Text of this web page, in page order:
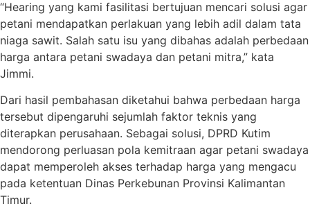
“Hearing yang kami fasilitasi bertujuan mencari solusi agar
petani mendapatkan perlakuan yang lebih adil dalam tata
niaga sawit. Salah satu isu yang dibahas adalah perbedaan
harga antara petani swadaya dan petani mitra,” kata
Jimmi.
Dari hasil pembahasan diketahui bahwa perbedaan harga
tersebut dipengaruhi sejumlah faktor teknis yang
diterapkan perusahaan. Sebagai solusi, DPRD Kutim
mendorong perluasan pola kemitraan agar petani swadaya
dapat memperoleh akses terhadap harga yang mengacu
pada ketentuan Dinas Perkebunan Provinsi Kalimantan
Timur.